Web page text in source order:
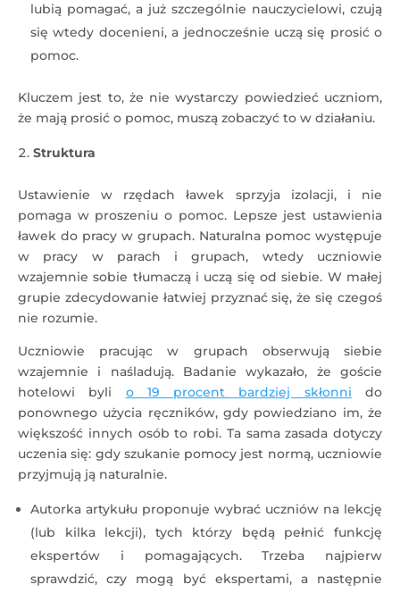
lubią pomagać, a już szczególnie nauczycielowi, czują
się wtedy docenieni, a jednocześnie uczą się prosić o
pomoc.
Kluczem jest to, że nie wystarczy powiedzieć uczniom,
że mają prosić o pomoc, muszą zobaczyć to w działaniu.
Struktura
Ustawienie w rzędach ławek sprzyja izolacji, i nie
pomaga w proszeniu o pomoc. Lepsze jest ustawienia
ławek do pracy w grupach. Naturalna pomoc występuje
w pracy w parach i grupach, wtedy uczniowie
wzajemnie sobie tłumaczą i uczą się od siebie. W małej
grupie zdecydowanie łatwiej przyznać się, że się czegoś
nie rozumie.
Uczniowie pracując w grupach obserwują siebie
wzajemnie i naśladują. Badanie wykazało, że goście
hotelowi byli o 19 procent bardziej skłonni do
ponownego użycia ręczników, gdy powiedziano im, że
większość innych osób to robi. Ta sama zasada dotyczy
uczenia się: gdy szukanie pomocy jest normą, uczniowie
przyjmują ją naturalnie.
Autorka artykułu proponuje wybrać uczniów na lekcję
(lub kilka lekcji), tych którzy będą pełnić funkcję
ekspertów i pomagających. Trzeba najpierw
sprawdzić, czy mogą być ekspertami, a następnie